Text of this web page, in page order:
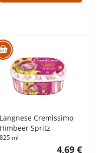
Langnese Cremissimo
Himbeer Spritz
825 ml
4,69 €